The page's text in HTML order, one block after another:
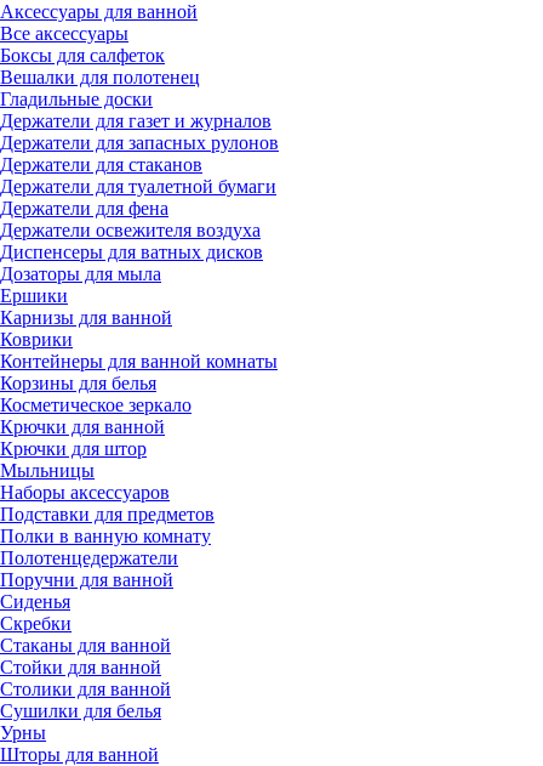
Аксессуары для ванной
Все аксессуары
Боксы для салфеток
Вешалки для полотенец
Гладильные доски
Держатели для газет и журналов
Держатели для запасных рулонов
Держатели для стаканов
Держатели для туалетной бумаги
Держатели для фена
Держатели освежителя воздуха
Диспенсеры для ватных дисков
Дозаторы для мыла
Ершики
Карнизы для ванной
Коврики
Контейнеры для ванной комнаты
Корзины для белья
Косметическое зеркало
Крючки для ванной
Крючки для штор
Мыльницы
Наборы аксессуаров
Подставки для предметов
Полки в ванную комнату
Полотенцедержатели
Поручни для ванной
Сиденья
Скребки
Стаканы для ванной
Стойки для ванной
Столики для ванной
Сушилки для белья
Урны
Шторы для ванной